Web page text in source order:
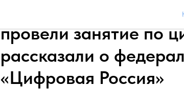
Цифровые волонтёры
провели занятие по
рассказали о
«Цифровая Россия»